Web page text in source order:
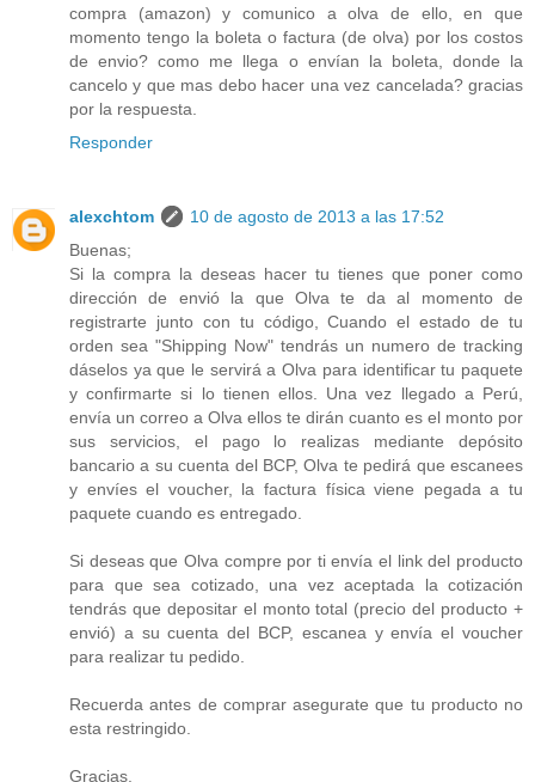
compra (amazon) y comunico a olva de ello, en que
momento tengo la boleta o factura (de olva) por los costos
de envio? como me llega o envían la boleta, donde la
cancelo y que mas debo hacer una vez cancelada? gracias
por la respuesta.
Responder
alexchtom
10 de agosto de 2013 a las 17:52
Buenas;
Si la compra la deseas hacer tu tienes que poner como
dirección de envió la que Olva te da al momento de
registrarte junto con tu código, Cuando el estado de tu
orden sea "Shipping Now" tendrás un numero de tracking
dáselos ya que le servirá a Olva para identificar tu paquete
y confirmarte si lo tienen ellos. Una vez llegado a Perú,
envía un correo a Olva ellos te dirán cuanto es el monto por
sus servicios, el pago lo realizas mediante depósito
bancario a su cuenta del BCP, Olva te pedirá que escanees
y envíes el voucher, la factura física viene pegada a tu
paquete cuando es entregado.
Si deseas que Olva compre por ti envía el link del producto
para que sea cotizado, una vez aceptada la cotización
tendrás que depositar el monto total (precio del producto +
envió) a su cuenta del BCP, escanea y envía el voucher
para realizar tu pedido.
Recuerda antes de comprar asegurate que tu producto no
esta restringido.
Gracias.